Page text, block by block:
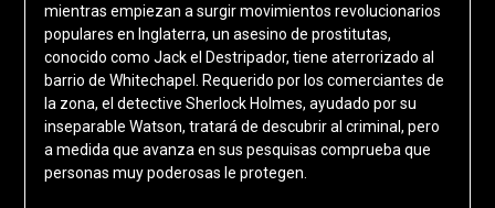
mientras empiezan a surgir movimientos revolucionarios
populares en Inglaterra, un asesino de prostitutas,
conocido como Jack el Destripador, tiene aterrorizado al
barrio de Whitechapel. Requerido por los comerciantes de
la zona, el detective Sherlock Holmes, ayudado por su
inseparable Watson, tratará de descubrir al criminal, pero
a medida que avanza en sus pesquisas comprueba que
personas muy poderosas le protegen.